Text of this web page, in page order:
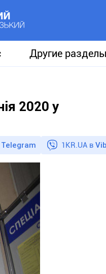
Другие разделы
2020 у
Telegram 1KR.UA в